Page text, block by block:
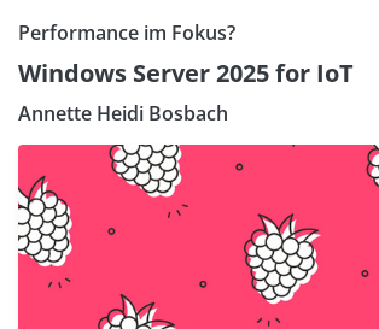
Performance im Fokus?
Windows Server 2025 for IoT
Annette Heidi Bosbach